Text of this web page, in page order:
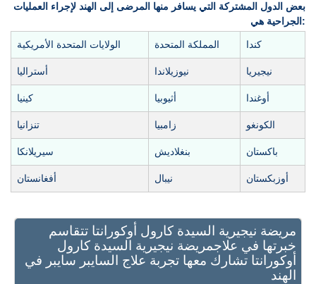
بعض الدول المشتركة التي يسافر منها المرضى إلى الهند لإجراء العمليات
الجراحية هي:
الولايات المتحدة الأمريكية المملكة المتحدة كندا
أستراليا نيوزيلاندا نيجيريا
كينيا أثيوبيا أوغندا
تنزانيا زامبيا الكونغو
سيريلانكا بنغلاديش باكستان
أفغانستان نيبال أوزبكستان
مريضة نيجيرية السيدة كارول أوكورانتا تتقاسم
خبرتها في علاجمريضة نيجيرية السيدة كارول
أوكورانتا تشارك معها تجربة علاج السايبر سايبر في
الهند